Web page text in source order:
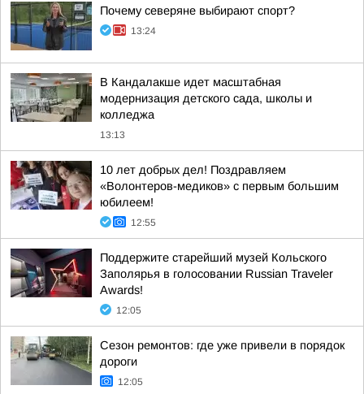
Почему северяне выбирают спорт?
13:24
В Кандалакше идет масштабная
модернизация детского сада, школы и
колледжа
13:13
10 лет добрых дел! Поздравляем
«Волонтеров-медиков» с первым большим
юбилеем!
12:55
Поддержите старейший музей Кольского
Заполярья в голосовании Russian Traveler
Awards!
12:05
Сезон ремонтов: где уже привели в порядок
дороги
12:05